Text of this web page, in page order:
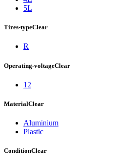
5L
Tires-typeClear
R
Operating-voltageClear
12
MaterialClear
Aluminium
Plastic
ConditionClear